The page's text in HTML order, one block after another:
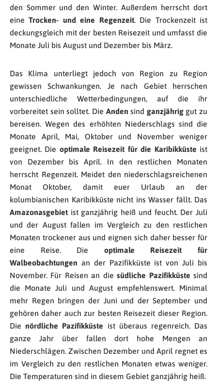
den Sommer und den Winter. Außerdem herrscht dort
eineTrocken- und eine Regenzeit. Die Trockenzeit ist
deckungsgleich mit der besten Reisezeit und umfasst die
Monate Juli bis August und Dezember bis März.
Das Klima unterliegt jedoch von Region zu Region
gewissen Schwankungen. Je nach Gebiet herrschen
unterschiedliche Wetterbedingungen, auf die ihr
vorbereitet sein solltet. Die Anden sind ganzjähriggut zu
bereisen. Wegen des erhöhten Niederschlags sind die
Monate April, Mai, Oktober und November weniger
geeignet. Die optimale Reisezeit für die Karibikküste ist
von Dezember bis April. In den restlichen Monaten
herrscht Regenzeit. Meidet den niederschlagsreichenen
Monat Oktober, damit euer Urlaub an der
kolumbianischen Karibikküste nicht ins Wasser fällt. Das
Amazonasgebiet ist ganzjährig heiß und feucht. Der Juli
und der August fallen im Vergleich zu den restlichen
Monaten trockener aus und eignen sich daher besser für
eine Reise. Die optimale Reisezeit für
Walbeobachtungen an der Pazifikküste ist von Juli bis
November. Für Reisen an diesüdliche Pazifikküste sind
die Monate Juli und August empfehlenswert. Minimal
mehr Regen bringen der Juni und der September und
gehören daher auch zur besten Reisezeit dieser Region.
Dienördliche Pazifikküste ist überaus regenreich. Das
ganze Jahr über fallen dort hohe Mengen an
Niederschlägen. Zwischen Dezember und April regnet es
im Vergleich zu den restlichen Monaten etwas weniger.
Die Temperaturen sind in diesem Gebiet ganzjährig heiß.